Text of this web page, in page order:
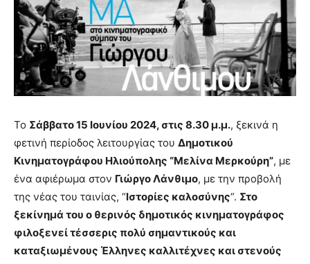
Το Σάββατο 15 Ιουνίου 2024, στις 8.30 μ.μ., ξεκινά η
φετινή περίοδος λειτουργίας του Δημοτικού
Κινηματογράφου Ηλιούπολης “Μελίνα Μερκούρη”, με
ένα αφιέρωμα στον Γιώργο Λάνθιμο, με την προβολή
της νέας του ταινίας, “Ιστορίες καλοσύνης“. Στο
ξεκίνημά του ο θερινός δημοτικός κινηματογράφος
φιλοξενεί τέσσερις πολύ σημαντικούς και
καταξιωμένους Έλληνες καλλιτέχνες και στενούς